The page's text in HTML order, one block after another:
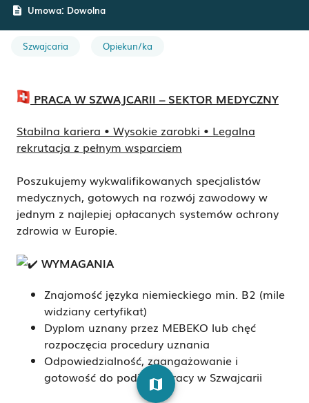
description Umowa: Dowolna
Szwajcaria Opiekun/ka
PRACA W SZWAJCARII – SEKTOR MEDYCZNY
Stabilna kariera • Wysokie zarobki • Legalna
rekrutacja z pełnym wsparciem
Poszukujemy wykwalifikowanych specjalistów
medycznych, gotowych na rozwój zawodowy w
jednym z najlepiej opłacanych systemów ochrony
zdrowia w Europie.
WYMAGANIA
Znajomość języka niemieckiego min. B2 (mile
widziany certyfikat)
Dyplom uznany przez MEBEKO lub chęć
rozpoczęcia procedury uznania
Odpowiedzialność, zaangażowanie i
gotowość do podjęcia pracy w Szwajcarii
map